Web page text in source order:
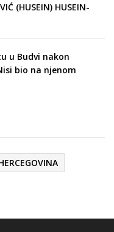
(HUSEIN) HUSEIN-
u Budvi nakon
bio na njenom